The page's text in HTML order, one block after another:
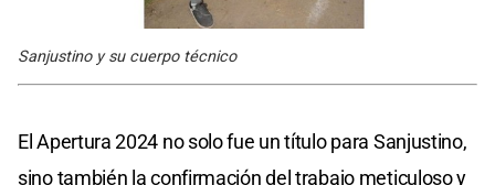
Sanjustino y su cuerpo técnico
El Apertura 2024 no solo fue un título para Sanjustino,
sino también la confirmación del trabajo meticuloso y